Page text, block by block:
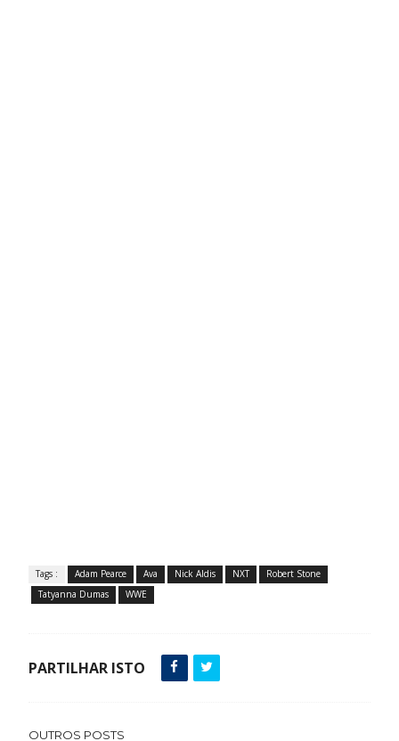
Tags : Adam Pearce Ava Nick Aldis NXT
Robert Stone
Tatyanna Dumas
WWE
PARTILHAR ISTO
OUTROS POSTS